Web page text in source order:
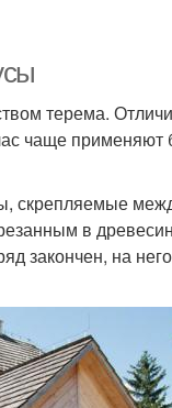
терема.
чаще применяют
скрепляемые
в
закончен, на